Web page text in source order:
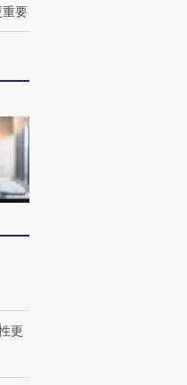
视线｜被称为“蟑螂”的印
度Z世代 用街头抗争将教
CFO：不靠规模取胜，华
要
更